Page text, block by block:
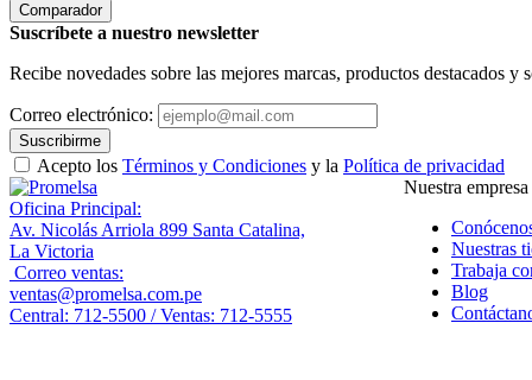
Comparador
Suscríbete a nuestro newsletter
Recibe novedades sobre las mejores marcas, productos destacados y
Correo electrónico:
Suscribirme
Acepto los Términos y Condiciones y la Política de privacidad
Oficina Principal:
Av. Nicolás Arriola 899 Santa Catalina,
La Victoria
Correo ventas:
ventas@promelsa.com.pe
Central: 712-5500 / Ventas: 712-5555
Nuestra empresa
Nuestras
Trabaja
Blog